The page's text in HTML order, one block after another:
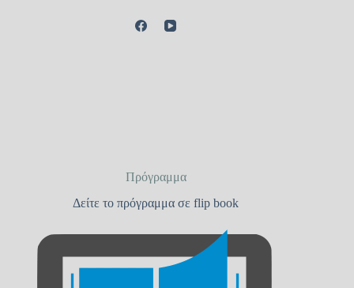
Πρόγραμμα
Δείτε το πρόγραμμα σε flip book